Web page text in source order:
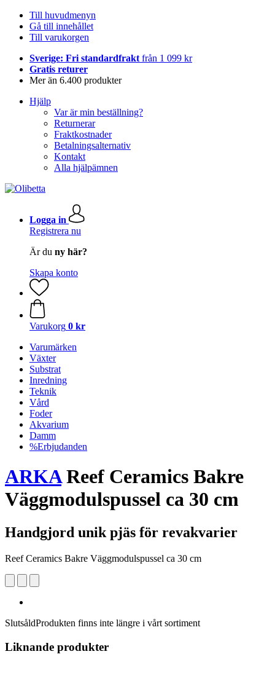
Till huvudmenyn
Gå till innehållet
Till varukorgen
Sverige: Fri standardfrakt från 1 099 kr
Gratis returer
Mer än 6.400 produkter
Hjälp
Var är min beställning?
Returnerar
Fraktkostnader
Betalningsalternativ
Kontakt
Alla hjälpämnen
Logga in
Registrera nu
Är du ny här?
Skapa konto
Varukorg 0 kr
Varumärken
Växter
Substrat
Inredning
Teknik
Vård
Foder
Akvarium
Damm
%Erbjudanden
ARKAReef Ceramics Bakre
Väggmodulspussel ca 30 cm
Handgjord unik pjäs för revakvarier
Reef Ceramics Bakre Väggmodulspussel ca 30 cm
SlutsåldProdukten finns inte längre i vårt sortiment
Liknande produkter